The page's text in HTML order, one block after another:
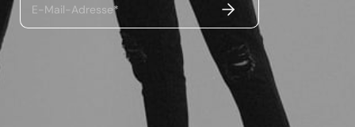
E-Mail-Adresse* ABSENDEN